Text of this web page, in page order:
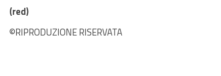
(red)
©RIPRODUZIONE RISERVATA